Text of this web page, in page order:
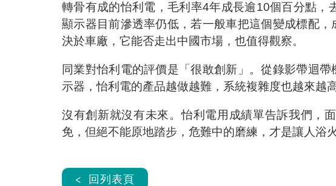
轉骨有成的怡利電，毛利率4年成長逾10個百分點
顯示器目前滲透率仍低，若一般車把這個變成標配
決於車廠，它能否走出中國市場，也值得觀察。
同業對怡利電的評價是「很敢創新」。從錄影帶迴
示器，怡利電的產品越做越難，系統複雜度也越來越高
沒有創新就沒有未來。怡利電用成績單告訴我們，
免，但絕不能原地踏步，危難中的磨練，才是讓人浴
< 回列表頁